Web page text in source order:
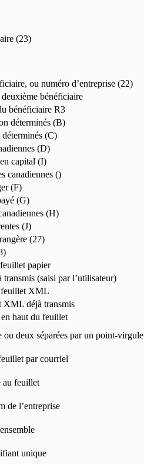
(23)
ou numéro d’entreprise (22)
bénéficiaire
bénéficiaire R3
déterminés (B)
(C)
(D)
capital (I)
canadiennes ()
(F)
(G)
(H)
(J)
(27)
papier
(saisi par l’utilisateur)
feuillet XML
XML déjà transmis
haut du feuillet
ou deux séparées par un point-virgule
par courriel
au feuillet
de l’entreprise
unique